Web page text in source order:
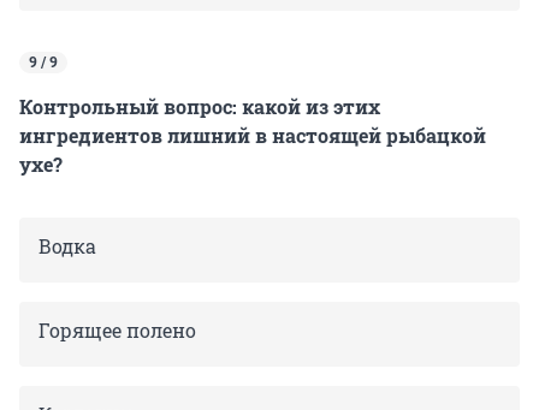
9 / 9
Контрольный вопрос: какой из этих
ингредиентов лишний в настоящей рыбацкой
ухе?
Водка
Горящее полено